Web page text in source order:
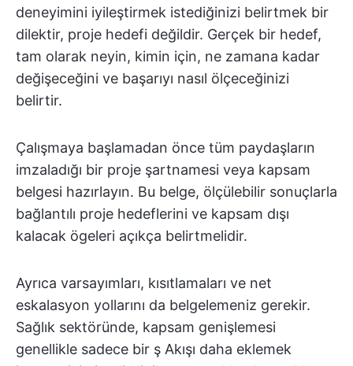
deneyimini iyileştirmek istediğinizi belirtmek bir
dilektir, proje hedefi değildir. Gerçek bir hedef,
tam olarak neyin, kimin için, ne zamana kadar
değişeceğini ve başarıyı nasıl ölçeceğinizi
belirtir.
Çalışmaya başlamadan önce tüm paydaşların
imzaladığı bir proje şartnamesi veya kapsam
belgesi hazırlayın. Bu belge, ölçülebilir sonuçlarla
bağlantılı proje hedeflerini ve kapsam dışı
kalacak ögeleri açıkça belirtmelidir.
Ayrıca varsayımları, kısıtlamaları ve net
eskalasyon yollarını da belgelemeniz gerekir.
Sağlık sektöründe, kapsam genişlemesi
genellikle sadece bir ş Akışı daha eklemek